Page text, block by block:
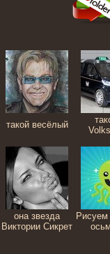
такой весёлый
она звезда
Виктории Сикрет
Рисуем